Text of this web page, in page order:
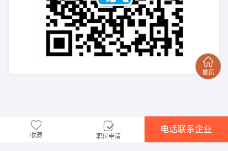
收藏 职位申请
电话联系企业